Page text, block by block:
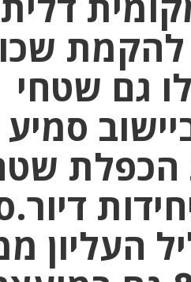
להקמת
גם שטחי
הכפלת
של כ-2,000
העליון